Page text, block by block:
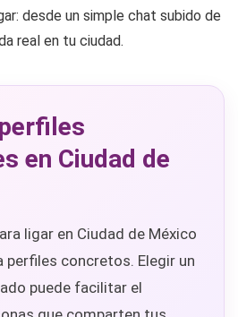
desde un simple chat subido de
real en tu ciudad.
en Ciudad de
ligar en Ciudad de México
perfiles concretos. Elegir un
puede facilitar el